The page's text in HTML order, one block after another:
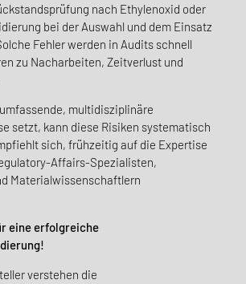
nach Ethylenoxid oder
bei der Auswahl und dem Einsatz
Fehler werden in Audits schnell
zu Nacharbeiten, Zeitverlust und
multidisziplinäre
setzt, kann diese Risiken systematisch
sich, frühzeitig auf die Expertise
Affairs-Spezialisten,
Materialwissenschaftlern
eine erfolgreiche
verstehen die